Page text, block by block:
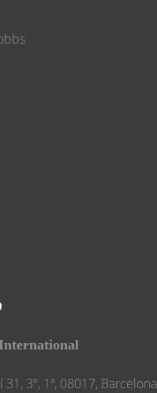
31, 3º, 1ª, 08017, Barcelona